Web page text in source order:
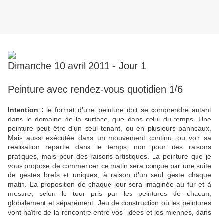
Dimanche 10 avril 2011 - Jour 1
Peinture avec rendez-vous quotidien 1/6
Intention : le format d’une peinture doit se comprendre autant
dans le domaine de la surface, que dans celui du temps. Une
peinture peut être d’un seul tenant, ou en plusieurs panneaux.
Mais aussi exécutée dans un mouvement continu, ou voir sa
réalisation répartie dans le temps, non pour des raisons
pratiques, mais pour des raisons artistiques. La peinture que je
vous propose de commencer ce matin sera conçue par une suite
de gestes brefs et uniques, à raison d’un seul geste chaque
matin. La proposition de chaque jour sera imaginée au fur et à
mesure, selon le tour pris par les peintures de chacun,
globalement et séparément. Jeu de construction où les peintures
vont naître de la rencontre entre vos idées et les miennes, dans